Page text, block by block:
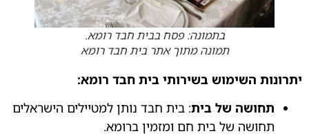
בתמונה: פסח בבית חבד רומא.
תמונה מתוך אתר בית חבד רומא
יתרונות השימוש בשירותי בית חבד רומא:
תחושה של בית: בית חבד נותן למטיילים הישראלים
תחושה של בית חם ומזמין ברומא.